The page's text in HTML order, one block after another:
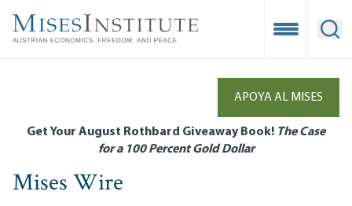
main
Open
APOYA AL MISES
Get Your August Rothbard Giveaway Book! The Case
for a 100 Percent Gold Dollar
Mises Wire